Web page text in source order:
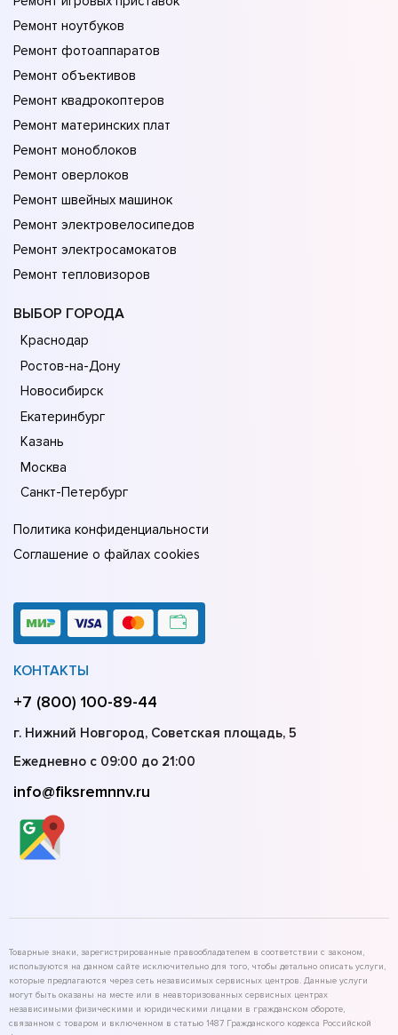
Ремонт ноутбуков
Ремонт фотоаппаратов
Ремонт объективов
Ремонт квадрокоптеров
Ремонт материнских плат
Ремонт моноблоков
Ремонт оверлоков
Ремонт швейных машинок
Ремонт электровелосипедов
Ремонт электросамокатов
Ремонт тепловизоров
ВЫБОР ГОРОДА
Краснодар
Ростов-на-Дону
Новосибирск
Екатеринбург
Казань
Москва
Санкт-Петербург
Политика конфиденциальности
Соглашение о файлах cookies
КОНТАКТЫ
+7 (800) 100-89-44
г. Нижний Новгород, Советская площадь, 5
Ежедневно с 09:00 до 21:00
info@fiksremnnv.ru
Товарные знаки, зарегистрированные правообладателем в соответствии с законом,
используются на данном сайте исключительно для того, чтобы детально описать услуги,
которые предлагаются через сеть независимых сервисных центров. Данные услуги
могут быть оказаны на месте или в неавторизованных сервисных центрах
независимыми физическими и юридическими лицами в гражданском обороте,
связанном с товаром и включенном в статью 1487 Гражданского кодекса Российской